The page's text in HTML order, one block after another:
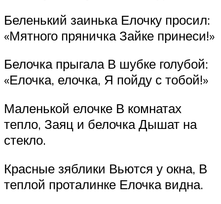
Беленький заинька Елочку просил:
«Мятного пряничка Зайке принеси!»
Белочка прыгала В шубке голубой:
«Елочка, елочка, Я пойду с тобой!»
Маленькой елочке В комнатах
тепло, Заяц и белочка Дышат на
стекло.
Красные зяблики Вьются у окна, В
теплой проталинке Елочка видна.